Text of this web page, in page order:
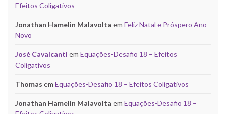
Efeitos Coligativos
Jonathan Hamelin Malavolta em Feliz Natal e Próspero Ano
Novo
José Cavalcanti em Equações-Desafio 18 – Efeitos
Coligativos
Thomas em Equações-Desafio 18 – Efeitos Coligativos
Jonathan Hamelin Malavolta em Equações-Desafio 18 –